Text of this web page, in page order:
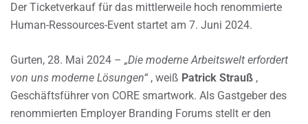
Der Ticketverkauf für das mittlerweile hoch renommierte
Human-Ressources-Event startet am 7. Juni 2024.
Gurten, 28. Mai 2024 – „Die moderne Arbeitswelt erfordert
von uns moderne Lösungen“, weiß Patrick Strauß ,
Geschäftsführer von CORE smartwork. Als Gastgeber des
renommierten Employer Branding Forums stellt er den